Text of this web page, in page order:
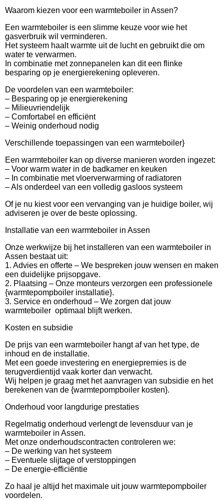
Waarom kiezen voor een warmteboiler in Assen?
Een warmteboiler is een slimme keuze voor wie het
gasverbruik wil verminderen.
Het systeem haalt warmte uit de lucht en gebruikt die om
water te verwarmen.
In combinatie met zonnepanelen kan dit een flinke
besparing op je energierekening opleveren.
De voordelen van een warmteboiler:
– Besparing op je energierekening
– Milieuvriendelijk
– Comfortabel en efficiënt
– Weinig onderhoud nodig
Verschillende toepassingen van een warmteboiler}
Een warmteboiler kan op diverse manieren worden ingezet:
– Voor warm water in de badkamer en keuken
– In combinatie met vloerverwarming of radiatoren
– Als onderdeel van een volledig gasloos systeem
Of je nu kiest voor een vervanging van je huidige boiler, wij
adviseren je over de beste oplossing.
Installatie van een warmteboiler in Assen
Onze werkwijze bij het installeren van een warmteboiler in
Assen bestaat uit:
1. Advies en offerte – We bespreken jouw wensen en maken
een duidelijke prijsopgave.
2. Plaatsing – Onze monteurs verzorgen een professionele
{warmtepompboiler installatie}.
3. Service en onderhoud – We zorgen dat jouw
warmteboiler optimaal blijft werken.
Kosten en subsidie
De prijs van een warmteboiler hangt af van het type, de
inhoud en de installatie.
Met een goede investering en energiepremies is de
terugverdientijd vaak korter dan verwacht.
Wij helpen je graag met het aanvragen van subsidie en het
berekenen van de {warmtepompboiler kosten}.
Onderhoud voor langdurige prestaties
Regelmatig onderhoud verlengt de levensduur van je
warmteboiler in Assen.
Met onze onderhoudscontracten controleren we:
– De werking van het systeem
– Eventuele slijtage of verstoppingen
– De energie-efficiëntie
Zo haal je altijd het maximale uit jouw warmtepompboiler
voordelen.